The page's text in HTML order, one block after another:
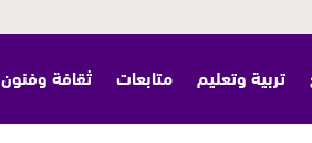
تربية وتعليم متابعات ثقافة وفنون